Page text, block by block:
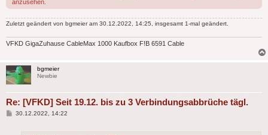
anzusehen.
Zuletzt geändert von bgmeieram 30.12.2022, 14:25, insgesamt 1-mal geändert.
VFKD GigaZuhause CableMax 1000 Kaufbox F!B 6591 Cable
bgmeier
Newbie
Re: [VFKD] Seit 19.12. bis zu 3 Verbindungsabbrüche tägl.
Beitrag
30.12.2022, 14:22